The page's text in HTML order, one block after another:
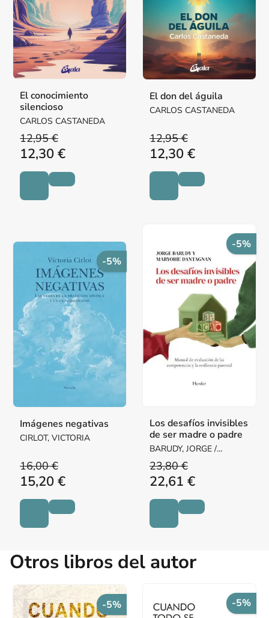
El conocimiento
silencioso
CARLOS CASTANEDA
12,95 €
12,30 €
El don del águila
CARLOS CASTANEDA
12,95 €
12,30 €
-5%
Imágenes negativas
CIRLOT, VICTORIA
16,00 €
15,20 €
-5%
Los desafíos invisibles
de ser madre o padre
BARUDY, JORGE /
DANTAGNAN, MARYORIE
23,80 €
22,61 €
Otros libros del autor
-5% -5%